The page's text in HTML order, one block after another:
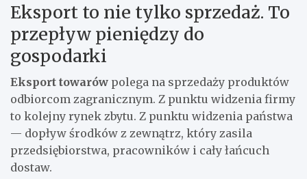
Eksport to nie tylko sprzedaż. To
przepływ pieniędzy do
gospodarki
Eksport towarów polega na sprzedaży produktów
odbiorcom zagranicznym. Z punktu widzenia firmy
to kolejny rynek zbytu. Z punktu widzenia państwa
— dopływ środków z zewnątrz, który zasila
przedsiębiorstwa, pracowników i cały łańcuch
dostaw.